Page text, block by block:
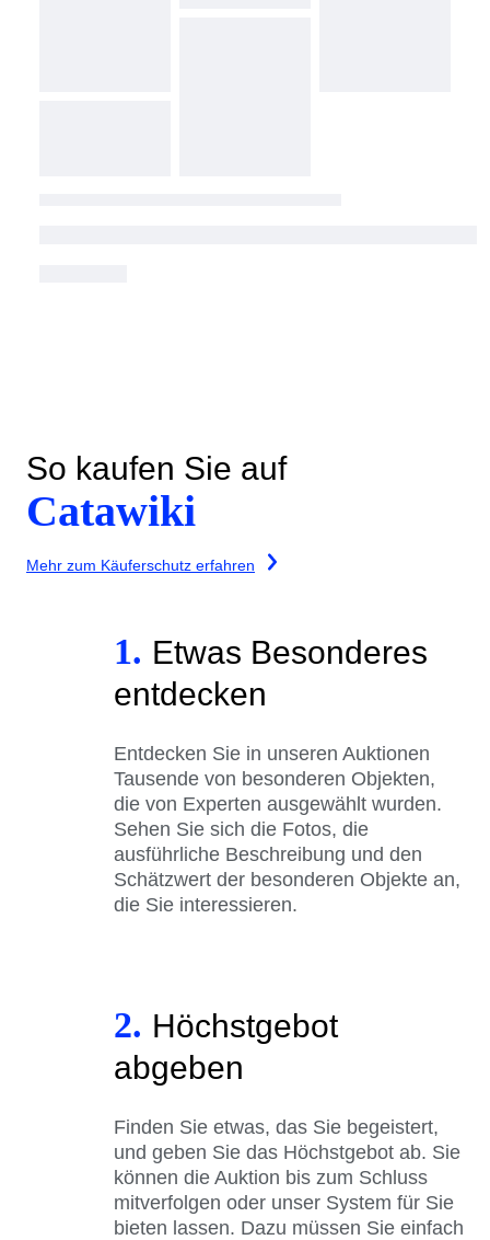
So kaufen Sie auf
Catawiki
Mehr zum Käuferschutz erfahren
1. Etwas Besonderes
entdecken
Entdecken Sie in unseren Auktionen
Tausende von besonderen Objekten,
die von Experten ausgewählt wurden.
Sehen Sie sich die Fotos, die
ausführliche Beschreibung und den
Schätzwert der besonderen Objekte an,
die Sie interessieren.
2. Höchstgebot
abgeben
Finden Sie etwas, das Sie begeistert,
und geben Sie das Höchstgebot ab. Sie
können die Auktion bis zum Schluss
mitverfolgen oder unser System für Sie
bieten lassen. Dazu müssen Sie einfach